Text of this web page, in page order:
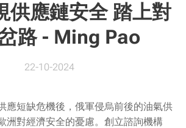
供應鏈安全 踏上對
路 - Ming Pao
22-10-2024
應短缺危機後，俄軍侵烏前後的油氣供
洲對經濟安全的憂慮。創立諮詢機構